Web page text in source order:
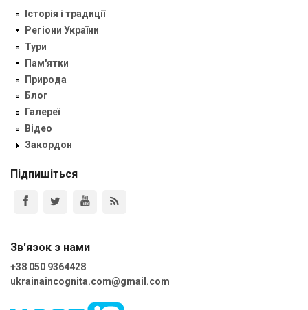
Історія і традиції
Регіони України
Тури
Пам'ятки
Природа
Блог
Галереї
Відео
Закордон
Підпишіться
Зв'язок з нами
+38 050 9364428
ukrainaincognita.com@gmail.com